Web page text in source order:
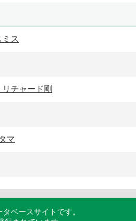
ス
リチャード剛
マ
ベースサイトです。